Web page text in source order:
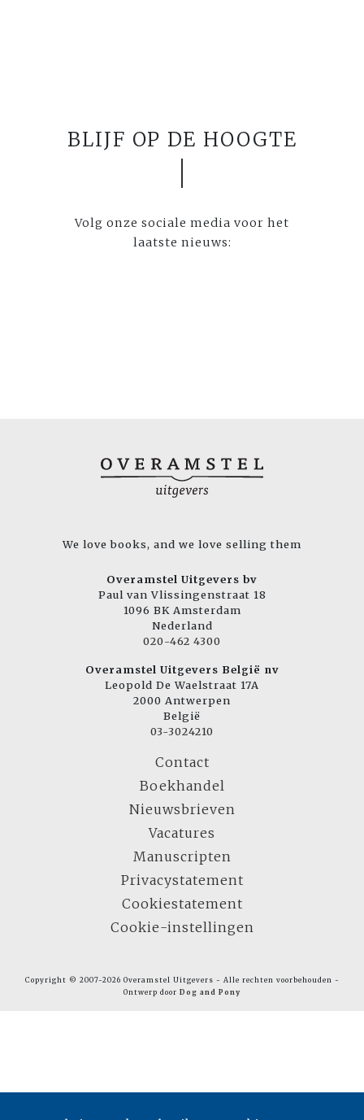
BLIJF OP DE HOOGTE
Volg onze sociale media voor het
laatste nieuws:
We love books, and we love selling them
Overamstel Uitgevers bv
Paul van Vlissingenstraat 18
1096 BK Amsterdam
Nederland
020-462 4300
Overamstel Uitgevers België nv
Leopold De Waelstraat 17A
2000 Antwerpen
België
03-3024210
Contact
Boekhandel
Nieuwsbrieven
Vacatures
Manuscripten
Privacystatement
Cookiestatement
Cookie-instellingen
Copyright © 2007-2026 Overamstel Uitgevers - Alle rechten voorbehouden -
Ontwerp door Dog and Pony